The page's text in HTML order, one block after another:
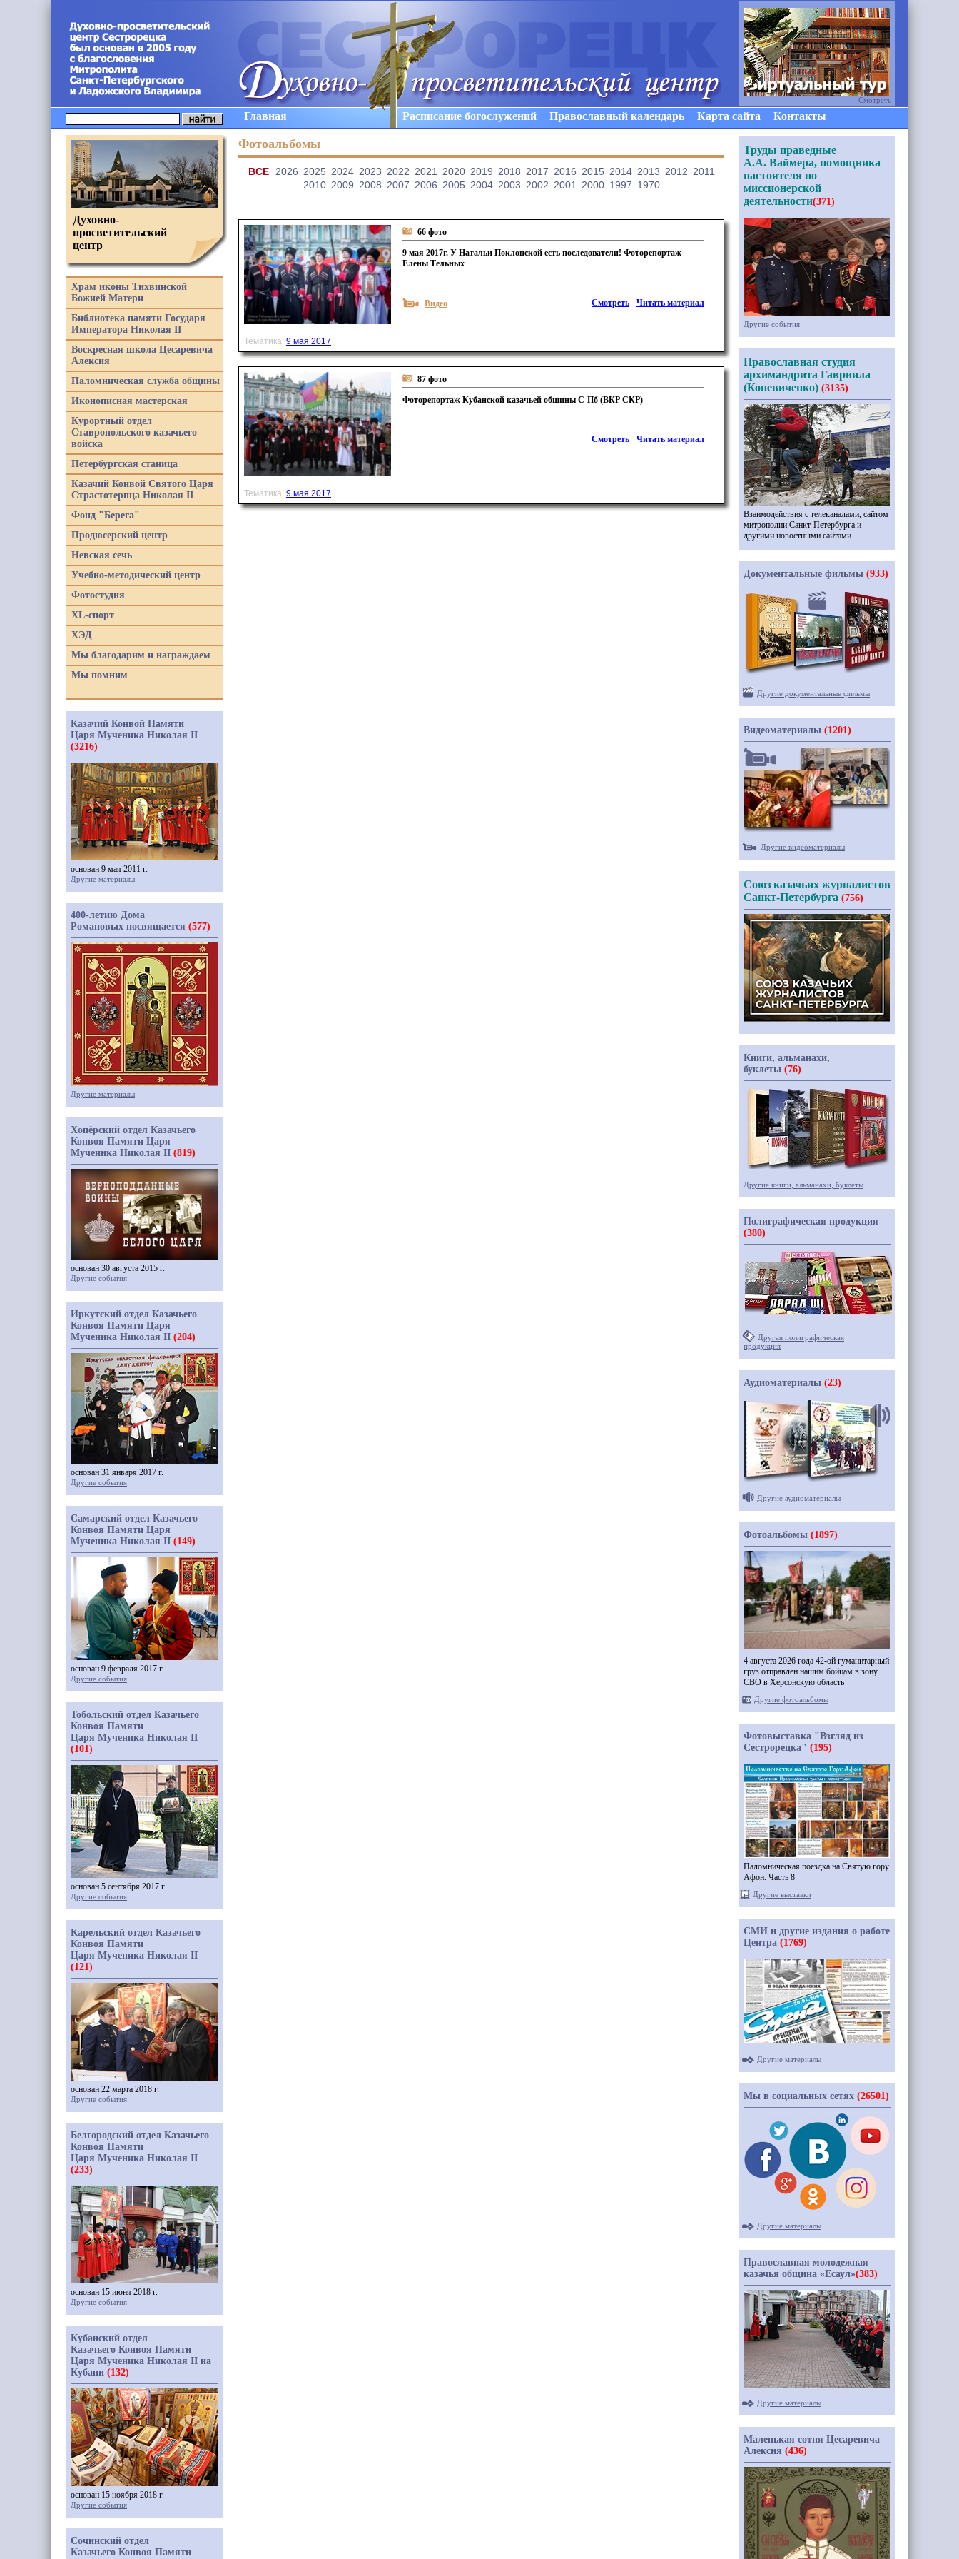
Главная Расписание богослужений Православный календарь Карта сайта Контакты
Фотоальбомы
ВCE 2026 2025 2024 2023 2022 2021 2020 2019 2018 2017 2016 2015 2014 2013 2012 2011
2010 2009 2008 2007 2006 2005 2004 2003 2002 2001 2000 1997 1970
66 фото
9 мая 2017г. У Натальи Поклонской есть последователи! Фоторепортаж
Елены Тельных
Видео Читать материал
Смотреть
Тематика: 9 мая 2017
87 фото
Фоторепортаж Кубанской казачьей общины С-Пб (ВКР СКР)
Читать материал
Смотреть
Тематика: 9 мая 2017
Духовно-
просветительский
центр
Храм иконы Тихвинской
Божией Матери
Библиотека памяти Государя
Императора Николая II
Воскресная школа Цесаревича
Алексия
Паломническая служба общины
Иконописная мастерская
Курортный отдел
Ставропольского казачьего
войска
Петербургская станица
Казачий Конвой Святого Царя
Страстотерпца Николая II
Фонд "Берега"
Продюсерский центр
Невская сечь
Учебно-методический центр
Фотостудия
XL-спорт
ХЭД
Мы благодарим и награждаем
Мы помним
Казачий Конвой Памяти
Царя Мученика Николая II
(3216)
основан 9 мая 2011 г.
Другие материалы
400-летию Дома
Романовых посвящается (577)
Другие материалы
Хопёрский отдел Казачьего
Конвоя Памяти Царя
Мученика Николая II (819)
основан 30 августа 2015 г.
Другие события
Иркутский отдел Казачьего
Конвоя Памяти Царя
Мученика Николая II (204)
основан 31 января 2017 г.
Другие события
Самарский отдел Казачьего
Конвоя Памяти Царя
Мученика Николая II (149)
основан 9 февраля 2017 г.
Другие события
Тобольский отдел Казачьего
Конвоя Памяти
Царя Мученика Николая II
(101)
основан 5 сентября 2017 г.
Другие события
Карельский отдел Казачьего
Конвоя Памяти
Царя Мученика Николая II
(121)
основан 22 марта 2018 г.
Другие события
Белгородский отдел Казачьего
Конвоя Памяти
Царя Мученика Николая II
(233)
основан 15 июня 2018 г.
Другие события
Кубанский отдел
Казачьего Конвоя Памяти
Царя Мученика Николая II на
Кубани (132)
основан 15 ноября 2018 г.
Другие события
Сочинский отдел
Казачьего Конвоя Памяти
Смотреть
Труды праведные
А.А. Ваймера, помощника
настоятеля по
миссионерской
деятельности(371)
Другие события
Православная студия
архимандрита Гавриила
(Коневиченко) (3135)
Взаимодействия с телеканалами, сайтом
митрополии Санкт-Петербурга и
другими новостными сайтами
Документальные фильмы (933)
Другие документальные фильмы
Видеоматериалы (1201)
Другие видеоматериалы
Союз казачьих журналистов
Санкт-Петербурга (756)
Книги, альманахи,
буклеты (76)
Другие книги, альманахи, буклеты
Полиграфическая продукция
(380)
Другая полиграфическая
продукция
Аудиоматериалы (23)
Другие аудиоматериалы
Фотоальбомы (1897)
4 августа 2026 года 42-ой гуманитарный
груз отправлен нашим бойцам в зону
СВО в Херсонскую область
Другие фотоальбомы
Фотовыставка "Взгляд из
Сестрорецка" (195)
Паломническая поездка на Святую гору
Афон. Часть 8
Другие выставки
СМИ и другие издания о работе
Центра (1769)
Другие материалы
Мы в социальных сетях (26501)
Другие материалы
Православная молодежная
казачья община «Есаул»(383)
Другие материалы
Маленькая сотня Цесаревича
Алексия (436)